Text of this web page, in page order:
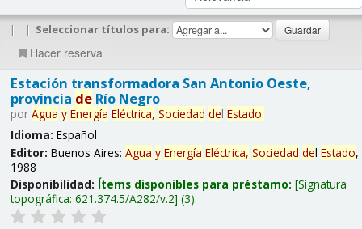
| | Seleccionar títulos para:
Hacer reserva
Estación transformadora San Antonio Oeste,
provincia deRío Negro
por Agua y Energía Eléctrica, Sociedad del Estado.
Idioma: Español
Editor: Buenos Aires: Agua y Energía Eléctrica, Sociedad del Estado,
1988
Disponibilidad: Ítems disponibles para préstamo: Signatura
topográfica: 621.374.5/A282/v.2 (3).